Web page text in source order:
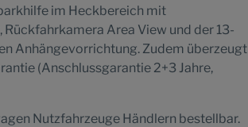
im Heckbereich mit
Area View und der 13-
Anhängevorrichtung. Zudem überzeugt
(Anschlussgarantie 2+3 Jahre,
Nutzfahrzeuge Händlern bestellbar.